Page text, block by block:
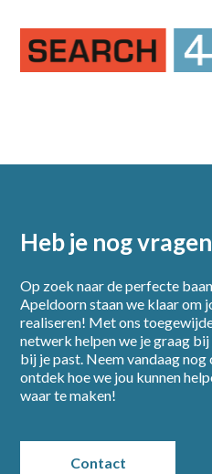
Home
Heb je nog
Op zoek naar de perfecte
Apeldoorn staan we klaar om
realiseren! Met ons
netwerk helpen we je graag
bij je past. Neem vandaag
ontdek hoe we jou kunnen
waar te maken!
Contact